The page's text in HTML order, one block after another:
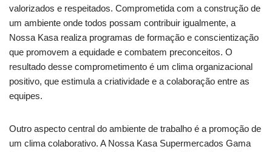
valorizados e respeitados. Comprometida com a construção de
um ambiente onde todos possam contribuir igualmente, a
Nossa Kasa realiza programas de formação e conscientização
que promovem a equidade e combatem preconceitos. O
resultado desse comprometimento é um clima organizacional
positivo, que estimula a criatividade e a colaboração entre as
equipes.
Outro aspecto central do ambiente de trabalho é a promoção de
um clima colaborativo. A Nossa Kasa Supermercados Gama